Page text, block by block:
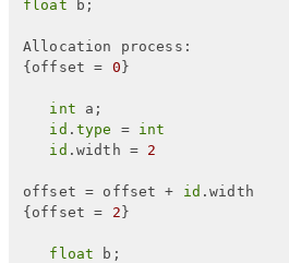
float b;
Allocation process:
{offset = 0 }
int a;
id . type = int
id .width = 2
offset = offset + id .width
{offset = 2 }
float b;